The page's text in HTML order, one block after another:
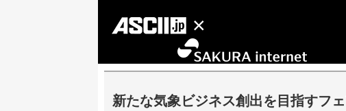
新たな気象ビジネス創出を目指すフ